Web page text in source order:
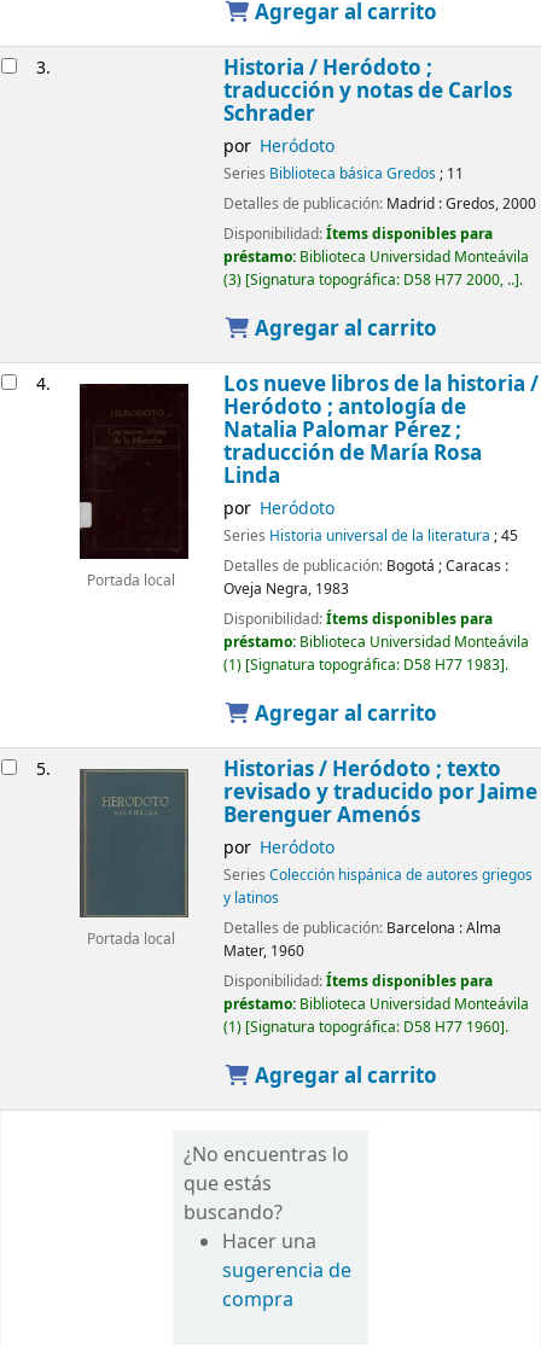
Agregar al carrito
3. Historia / Heródoto ;
traducción y notas de Carlos
Schrader
por Heródoto
Series Biblioteca básica Gredos; 11
Detalles de publicación: Madrid :Gredos,2000
Disponibilidad:Ítems disponibles para
préstamo: Biblioteca Universidad Monteávila
(3) Signatura topográfica: D58 H77 2000, .. .
Agregar al carrito
4.
Portada local
Los nueve libros de la historia /
Heródoto ; antología de
Natalia Palomar Pérez ;
traducción de María Rosa
Linda
por Heródoto
Series Historia universal de la literatura ; 45
Detalles de publicación: Bogotá ; Caracas :
Oveja Negra, 1983
Disponibilidad:Ítems disponibles para
préstamo: Biblioteca Universidad Monteávila
(1) Signatura topográfica: D58 H77 1983 .
Agregar al carrito
5.
Portada local
Historias / Heródoto ; texto
revisado y traducido por Jaime
Berenguer Amenós
por Heródoto
Series Colección hispánica de autores griegos
y latinos
Detalles de publicación: Barcelona :Alma
Mater, 1960
Disponibilidad:Ítems disponibles para
préstamo: Biblioteca Universidad Monteávila
(1) Signatura topográfica: D58 H77 1960 .
Agregar al carrito
¿No encuentras lo
que estás
buscando?
Hacer una
sugerencia de
compra